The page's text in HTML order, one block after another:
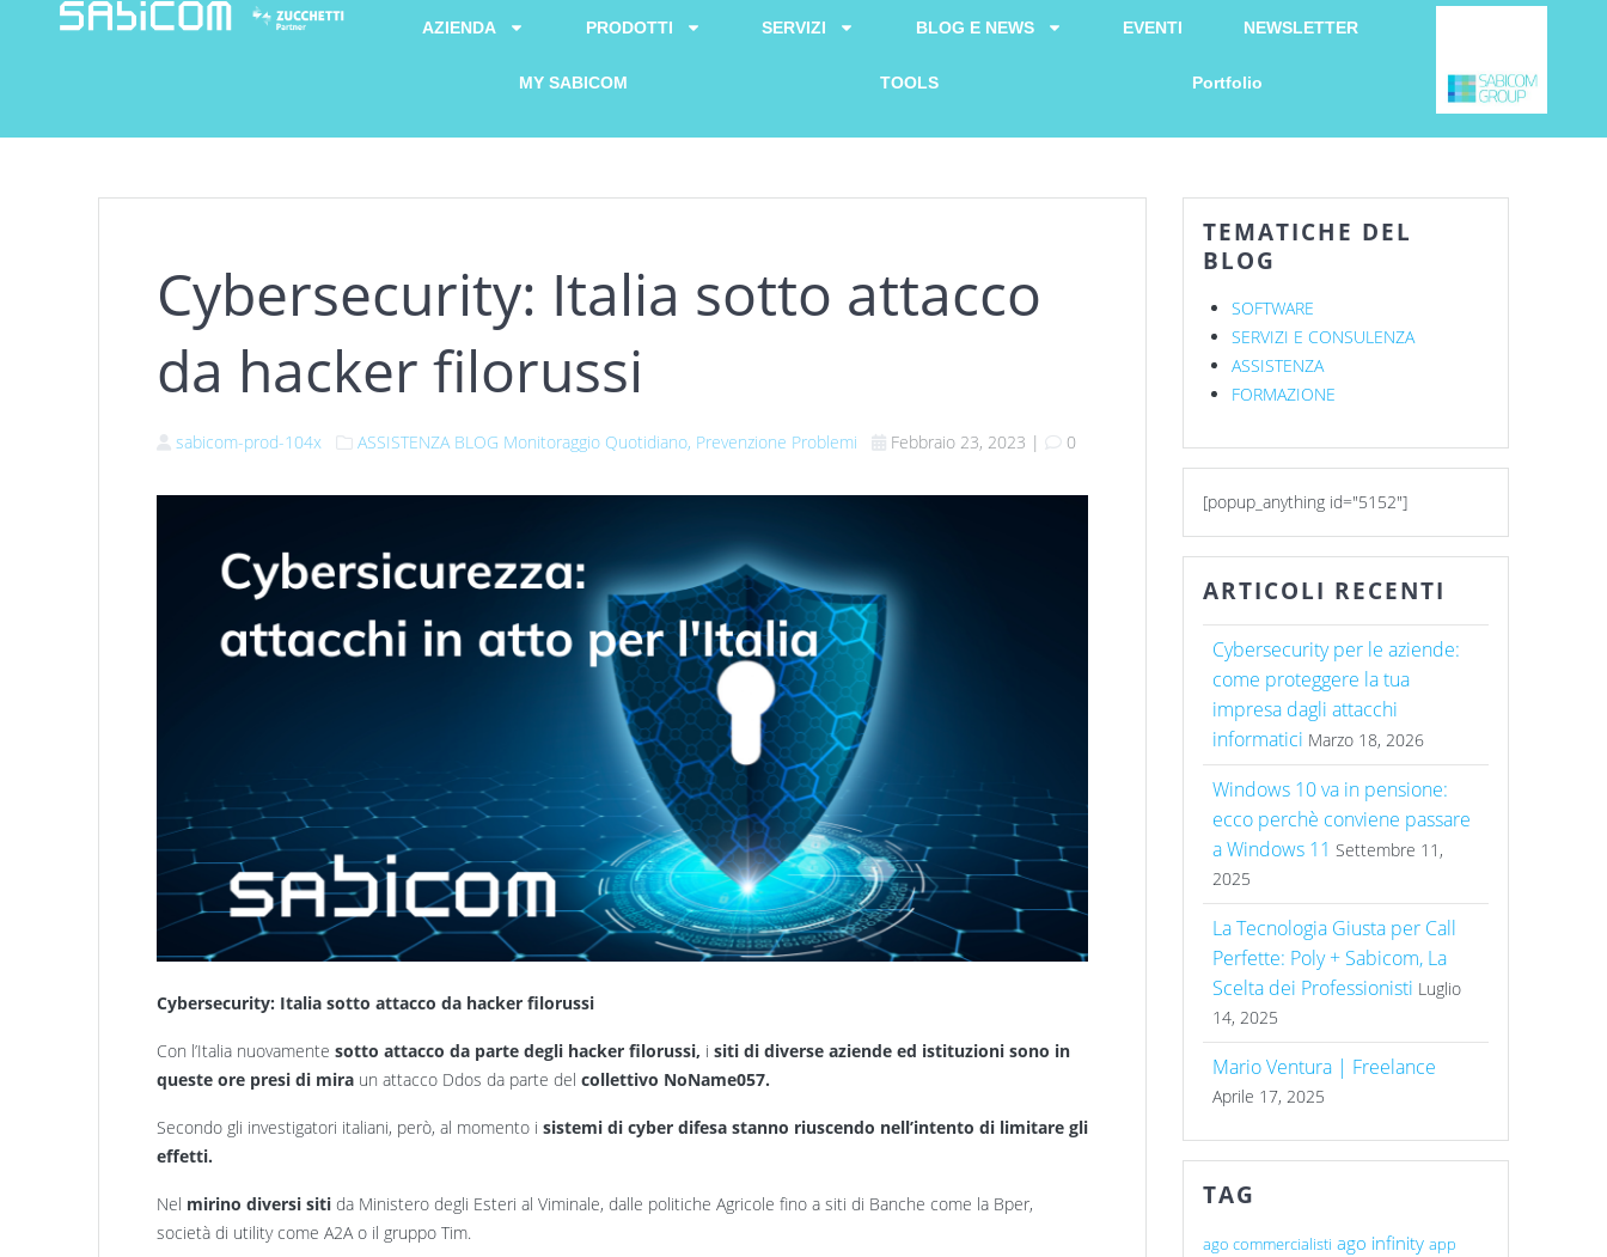
AZIENDA PRODOTTI SERVIZI BLOG E NEWS EVENTI NEWSLETTER
MY SABICOM TOOLS Portfolio
Cybersecurity: Italia sotto attacco
da hacker filorussi
sabicom-prod-104x ASSISTENZA BLOG Monitoraggio Quotidiano, Prevenzione Problemi Febbraio 23, 2023 | 0
Cybersecurity: Italia sotto attacco da hacker filorussi
Con l’Italia nuovamente sotto attacco da parte degli hacker filorussi, isiti di diverse aziende ed istituzioni sono in
queste ore presi di mira un attacco Ddos da parte delcollettivo NoName057.
Secondo gli investigatori italiani, però, al momento isistemi di cyber difesa stanno riuscendo nell’intento di limitare gli
effetti.
Nel mirino diversi siti da Ministero degli Esteri al Viminale, dalle politiche Agricole fino a siti di Banche come la Bper,
società di utility come A2A o il gruppo Tim.
TEMATICHE DEL
BLOG
SOFTWARE
SERVIZI E CONSULENZA
ASSISTENZA
FORMAZIONE
[popup_anything id="5152"]
ARTICOLI RECENTI
Cybersecurity per le aziende:
come proteggere la tua
impresa dagli attacchi
informatici Marzo 18, 2026
Windows 10 va in pensione:
ecco perchè conviene passare
a Windows 11 Settembre 11,
2025
La Tecnologia Giusta per Call
Perfette: Poly + Sabicom, La
Scelta dei Professionisti Luglio
14, 2025
Mario Ventura | Freelance
Aprile 17, 2025
TAG
ago commercialisti ago infinity app